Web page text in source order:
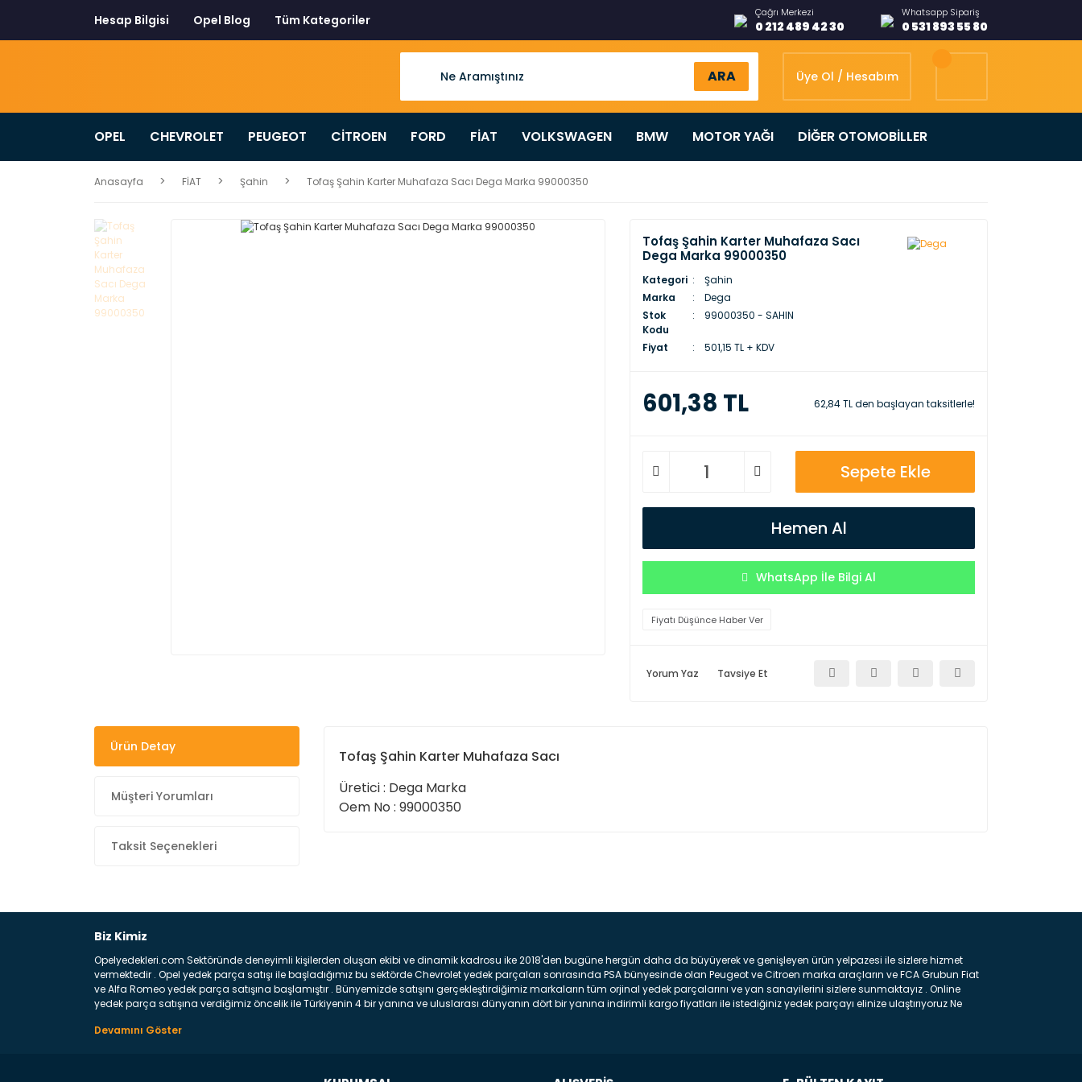
Hesap Bilgisi Opel Blog Tüm Kategoriler Çağrı Merkezi
0 212 489 42 30
Whatsapp Sipariş
0 531 893 55 80
ARA Üye Ol / Hesabım
OPEL CHEVROLET PEUGEOT CİTROEN FORD FİAT VOLKSWAGEN BMW MOTOR YAĞI DİĞER OTOMOBİLLER
Anasayfa FİAT Şahin Tofaş Şahin Karter Muhafaza Sacı Dega Marka 99000350
Tofaş Şahin Karter Muhafaza Sacı
Dega Marka 99000350
Kategori
Şahin
Marka
Dega
Stok
Kodu
99000350 - SAHIN
Fiyat 501,15 TL + KDV
601,38 TL 62,84 TL den başlayan taksitlerle!
Sepete Ekle
Hemen Al
WhatsApp İle Bilgi Al
Fiyatı Düşünce Haber Ver
Yorum Yaz Tavsiye Et
Ürün Detay
Müşteri Yorumları
Taksit Seçenekleri
Tofaş Şahin Karter Muhafaza Sacı
Üretici : Dega Marka
Oem No : 99000350
Biz Kimiz
Opelyedekleri.com Sektöründe deneyimli kişilerden oluşan ekibi ve dinamik kadrosu ike 2018'den bugüne hergün daha da büyüyerek ve genişleyen ürün yelpazesi ile sizlere hizmet
vermektedir . Opel yedek parça satışı ile başladığımız bu sektörde Chevrolet yedek parçaları sonrasında PSA bünyesinde olan Peugeot ve Citroen marka araçların ve FCA Grubun Fiat
ve Alfa Romeo yedek parça satışına başlamıştır . Bünyemizde satışını gerçekleştirdiğimiz markaların tüm orjinal yedek parçalarını ve yan sanayilerini sizlere sunmaktayız . Online
yedek parça satışına verdiğimiz öncelik ile Türkiyenin 4 bir yanına ve uluslarası dünyanın dört bir yanına indirimli kargo fiyatları ile istediğiniz yedek parçayı elinize ulaştırıyoruz Ne
belirttiğimiz parçalar sizlere fikir sağlayacaktır. Ön Tampon : Aracınızın ön kısmında bulunan plastik darbe emici amacı ile yapılmış olan kaporta aksam parçasıdır. Çamurluk :
üretilmiş disk ile teması sayesinde durmayı sağlayan aksam parçadır . Fren Diski : Aracımızın ön ve arka tekerlerinde bulunan frenleme ana elemanıdır . Hangi Araçlara Yedek Parça